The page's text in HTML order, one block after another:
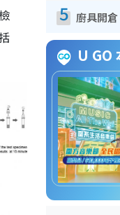
5
U GO